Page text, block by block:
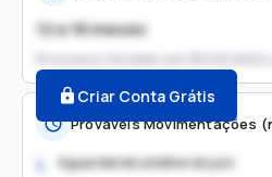
12 a 18 meses
Processo iniciado em 05/02/2024
Criar Conta Grátis
Prováveis Movimentações
1. Aguardando análise do juiz